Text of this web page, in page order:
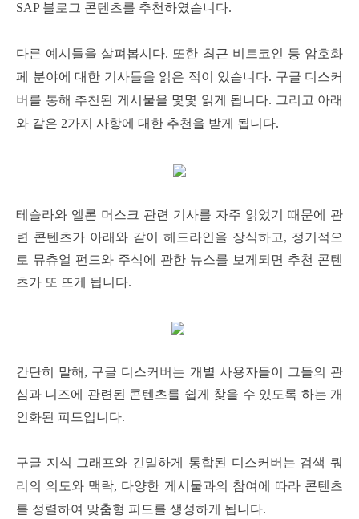
SAP 블로그 콘텐츠를 추천하였습니다.
다른 예시들을 살펴봅시다. 또한 최근 비트코인 등 암호화
페 분야에 대한 기사들을 읽은 적이 있습니다. 구글 디스커
버를 통해 추천된 게시물을 몇몇 읽게 됩니다. 그리고 아래
와 같은 2가지 사항에 대한 추천을 받게 됩니다.
테슬라와 엘론 머스크 관련 기사를 자주 읽었기 때문에 관
련 콘텐츠가 아래와 같이 헤드라인을 장식하고, 정기적으
로 뮤츄얼 펀드와 주식에 관한 뉴스를 보게되면 추천 콘텐
츠가 또 뜨게 됩니다.
간단히 말해, 구글 디스커버는 개별 사용자들이 그들의 관
심과 니즈에 관련된 콘텐츠를 쉽게 찾을 수 있도록 하는 개
인화된 피드입니다.
구글 지식 그래프와 긴밀하게 통합된 디스커버는 검색 쿼
리의 의도와 맥락, 다양한 게시물과의 참여에 따라 콘텐츠
를 정렬하여 맞춤형 피드를 생성하게 됩니다.